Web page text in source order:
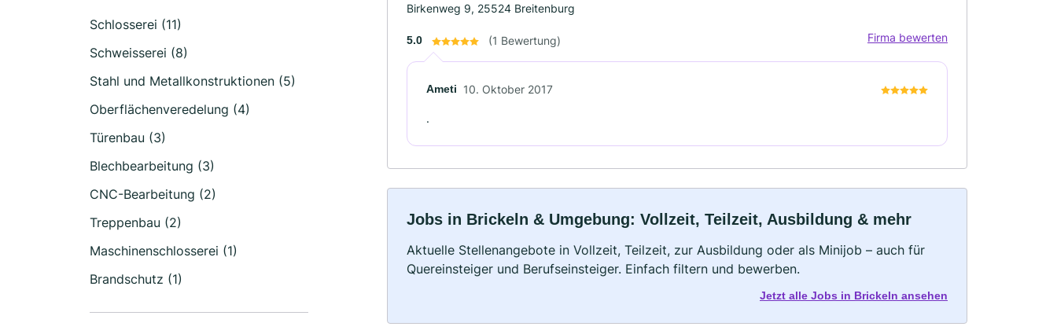
Schlosserei (11)
Schweisserei (8)
Stahl und Metallkonstruktionen (5)
Oberflächenveredelung (4)
Türenbau (3)
Blechbearbeitung (3)
CNC-Bearbeitung (2)
Treppenbau (2)
Maschinenschlosserei (1)
Brandschutz (1)
Birkenweg 9, 25524 Breitenburg
5.0 (1 Bewertung) Firma bewerten
Ameti 10. Oktober 2017
.
Jobs in Brickeln & Umgebung: Vollzeit, Teilzeit, Ausbildung & mehr
Aktuelle Stellenangebote in Vollzeit, Teilzeit, zur Ausbildung oder als Minijob – auch für
Quereinsteiger und Berufseinsteiger. Einfach filtern und bewerben.
Jetzt alle Jobs in Brickeln ansehen